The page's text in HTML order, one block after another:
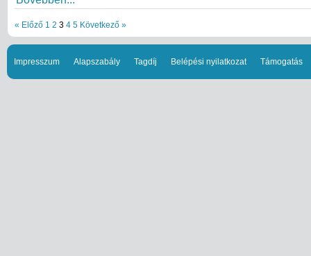
« Előző 1 2 3 4 5 Következő »
Impresszum Alapszabály Tagdíj Belépési nyilatkozat Támogatás